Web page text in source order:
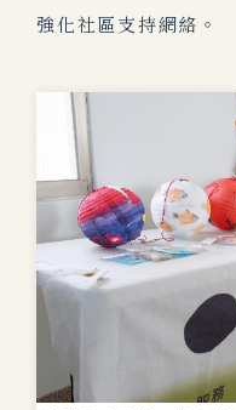
強化社區支持網絡。